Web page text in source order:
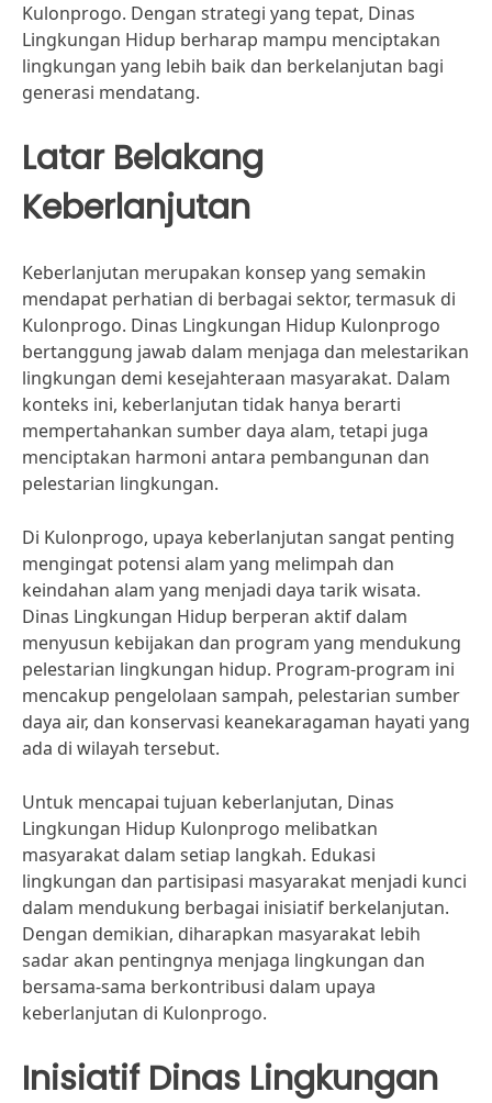
Kulonprogo. Dengan strategi yang tepat, Dinas
Lingkungan Hidup berharap mampu menciptakan
lingkungan yang lebih baik dan berkelanjutan bagi
generasi mendatang.
Latar Belakang
Keberlanjutan
Keberlanjutan merupakan konsep yang semakin
mendapat perhatian di berbagai sektor, termasuk di
Kulonprogo. Dinas Lingkungan Hidup Kulonprogo
bertanggung jawab dalam menjaga dan melestarikan
lingkungan demi kesejahteraan masyarakat. Dalam
konteks ini, keberlanjutan tidak hanya berarti
mempertahankan sumber daya alam, tetapi juga
menciptakan harmoni antara pembangunan dan
pelestarian lingkungan.
Di Kulonprogo, upaya keberlanjutan sangat penting
mengingat potensi alam yang melimpah dan
keindahan alam yang menjadi daya tarik wisata.
Dinas Lingkungan Hidup berperan aktif dalam
menyusun kebijakan dan program yang mendukung
pelestarian lingkungan hidup. Program-program ini
mencakup pengelolaan sampah, pelestarian sumber
daya air, dan konservasi keanekaragaman hayati yang
ada di wilayah tersebut.
Untuk mencapai tujuan keberlanjutan, Dinas
Lingkungan Hidup Kulonprogo melibatkan
masyarakat dalam setiap langkah. Edukasi
lingkungan dan partisipasi masyarakat menjadi kunci
dalam mendukung berbagai inisiatif berkelanjutan.
Dengan demikian, diharapkan masyarakat lebih
sadar akan pentingnya menjaga lingkungan dan
bersama-sama berkontribusi dalam upaya
keberlanjutan di Kulonprogo.
Inisiatif Dinas Lingkungan